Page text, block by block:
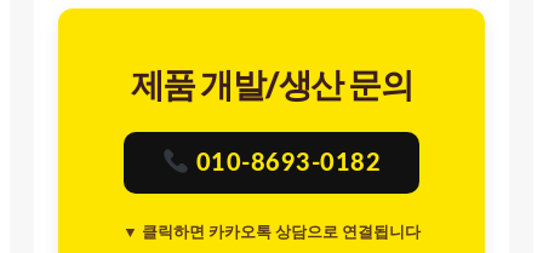
제품 개발/생산 문의
010-8693-0182
▼ 클릭하면 카카오톡 상담으로 연결됩니다